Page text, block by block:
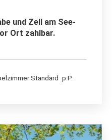
und Zell am See-
Ort zahlbar.
Standard p.P.